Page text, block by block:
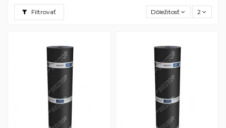
Filtrovať Dôležitosť 2